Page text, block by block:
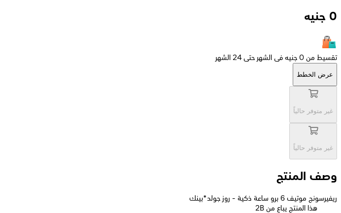
0 جنيه
تقسيط من 0 جنيه فى الشهر حتى 24 الشهر
عرض الخطط
غير متوفر حالياً
غير متوفر حالياً
وصف المنتج
ريفيرسونج موتيف 6 برو ساعة ذكية - روز جولد*بينك
2B هذا المنتج يباع من